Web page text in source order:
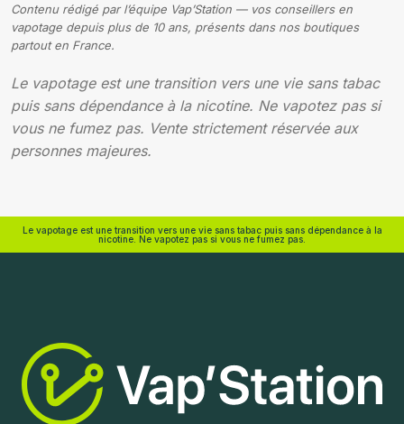
Contenu rédigé par l’équipe Vap’Station — vos conseillers en
vapotage depuis plus de 10 ans, présents dans nos boutiques
partout en France.
Le vapotage est une transition vers une vie sans tabac
puis sans dépendance à la nicotine. Ne vapotez pas si
vous ne fumez pas. Vente strictement réservée aux
personnes majeures.
Le vapotage est une transition vers une vie sans tabac puis sans dépendance à la
nicotine. Ne vapotez pas si vous ne fumez pas.